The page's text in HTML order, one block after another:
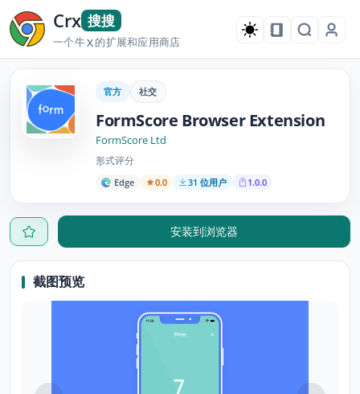
Crx 搜搜
一个牛X的扩展和应用商店
官方 社交
FormScore Browser Extension
FormScore Ltd
形式评分
Edge 0.0 31 位用户 1.0.0
安装到浏览器
截图预览